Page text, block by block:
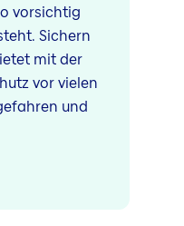
vorsichtig
Sichern
mit der
vor vielen
und